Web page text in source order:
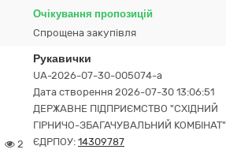
Очікування пропозицій
Спрощена закупівля
2
Рукавички
UA-2026-07-30-005074-a
Дата створення 2026-07-30 13:06:51
ДЕРЖАВНЕ ПІДПРИЄМСТВО "СХІДНИЙ
ГІРНИЧО-ЗБАГАЧУВАЛЬНИЙ КОМБІНАТ"
ЄДРПОУ: 14309787